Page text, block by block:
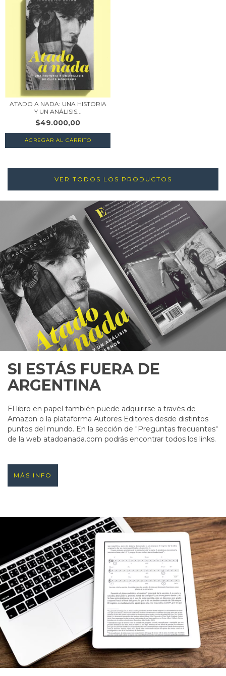
ATADO A NADA: UNA HISTORIA
Y UN ANÁLISIS...
$49.000,00
VER TODOS LOS PRODUCTOS
SI ESTÁS FUERA DE
ARGENTINA
El libro en papel también puede adquirirse a través de
Amazon o la plataforma Autores Editores desde distintos
puntos del mundo. En la sección de "Preguntas frecuentes"
de la web atadoanada.com podrás encontrar todos los links.
MÁS INFO